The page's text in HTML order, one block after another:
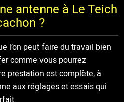
antenne à Le Teich
?
l’on peut faire du travail bien
comme vous pourrez
prestation est complète, à
aux réglages et essais qui